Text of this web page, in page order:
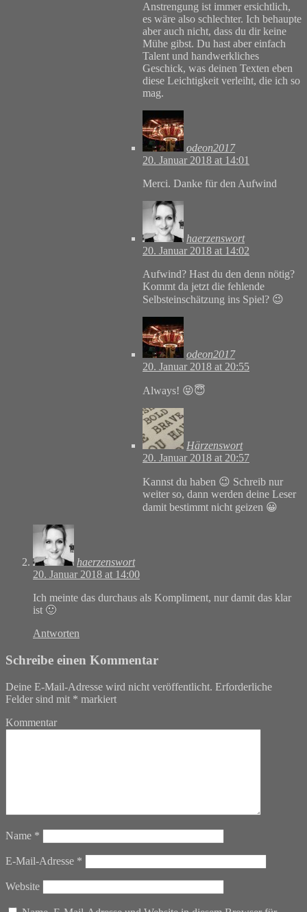
Anstrengung ist immer ersichtlich,
es wäre also schlechter. Ich behaupte
aber auch nicht, dass du dir keine
Mühe gibst. Du hast aber einfach
Talent und handwerkliches
Geschick, was deinen Texten eben
diese Leichtigkeit verleiht, die ich so
mag.
odeon2017
20. Januar 2018 at 14:01
Merci. Danke für den Aufwind
haerzenswort
20. Januar 2018 at 14:02
Aufwind? Hast du den denn nötig?
Kommt da jetzt die fehlende
Selbsteinschätzung ins Spiel? 😉
odeon2017
20. Januar 2018 at 20:55
Always! 😝😇
Härzenswort
20. Januar 2018 at 20:57
Kannst du haben 😉 Schreib nur
weiter so, dann werden deine Leser
damit bestimmt nicht geizen 😀
haerzenswort
20. Januar 2018 at 14:00
Ich meinte das durchaus als Kompliment, nur damit das klar
ist 🙂
Antworten
Schreibe einen Kommentar
Deine E-Mail-Adresse wird nicht veröffentlicht. Erforderliche
Felder sind mit * markiert
Kommentar
Name *
E-Mail-Adresse *
Website